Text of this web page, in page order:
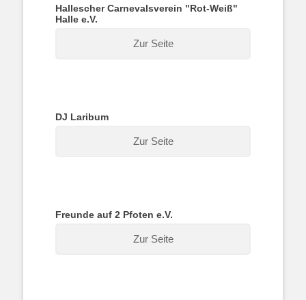
Hallescher Carnevalsverein "Rot-Weiß"
Halle e.V.
Zur Seite
DJ Laribum
Zur Seite
Freunde auf 2 Pfoten e.V.
Zur Seite